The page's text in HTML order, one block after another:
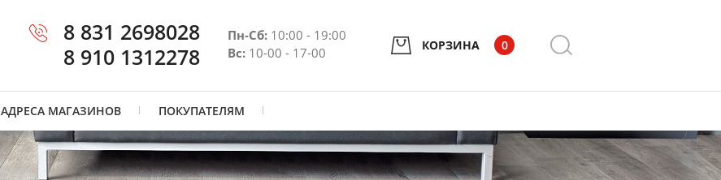
8 831 2698028
8 910 1312278
Пн-Сб: 10:00 - 19:00
Вс: 10-00 - 17-00 КОРЗИНА 0
АДРЕСА МАГАЗИНОВ ПОКУПАТЕЛЯМ